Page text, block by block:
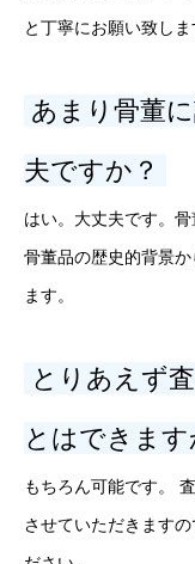
と丁寧にお願い致しま
あまり骨董
夫ですか？
はい。大丈夫です。
骨董品の歴史的背景
ます。
とりあえず
とはできます
もちろん可能です。
させていただきます